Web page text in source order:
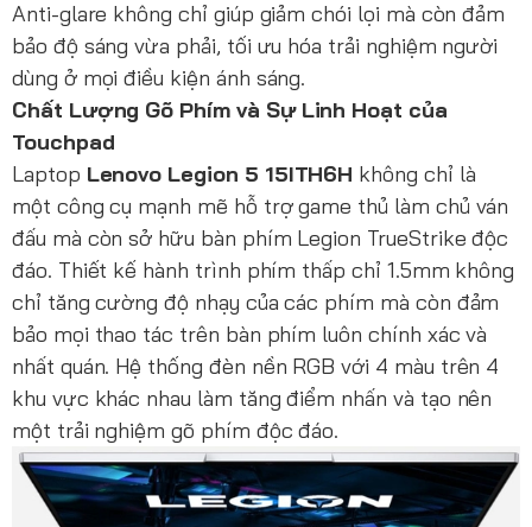
Anti-glare không chỉ giúp giảm chói lọi mà còn đảm
bảo độ sáng vừa phải, tối ưu hóa trải nghiệm người
dùng ở mọi điều kiện ánh sáng.
Chất Lượng Gõ Phím và Sự Linh Hoạt của
Touchpad
Laptop Lenovo Legion 5 15ITH6H không chỉ là
một công cụ mạnh mẽ hỗ trợ game thủ làm chủ ván
đấu mà còn sở hữu bàn phím Legion TrueStrike độc
đáo. Thiết kế hành trình phím thấp chỉ 1.5mm không
chỉ tăng cường độ nhạy của các phím mà còn đảm
bảo mọi thao tác trên bàn phím luôn chính xác và
nhất quán. Hệ thống đèn nền RGB với 4 màu trên 4
khu vực khác nhau làm tăng điểm nhấn và tạo nên
một trải nghiệm gõ phím độc đáo.